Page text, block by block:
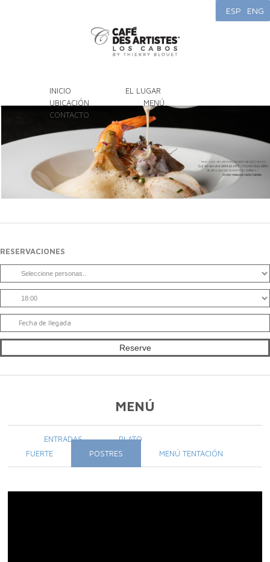
ESP ENG
INICIO
EL LUGAR
UBICACIÓN
MENÚ
CONTACTO
RESERVACIONES
MENÚ
ENTRADAS
PLATO
FUERTE
POSTRES MENÚ TENTACIÓN